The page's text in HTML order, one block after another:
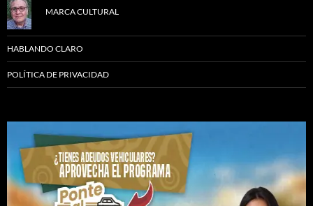
MARCA CULTURAL
HABLANDO CLARO
POLÍTICA DE PRIVACIDAD